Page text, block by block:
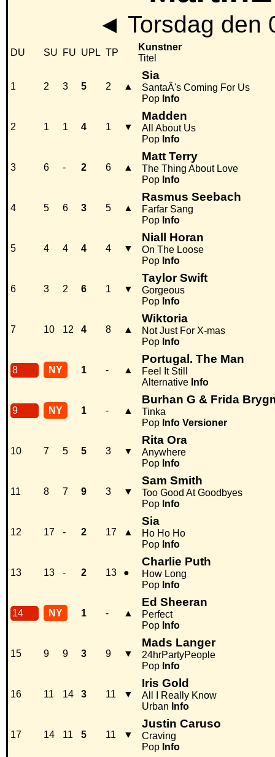
◄ Torsdag den
DU SU FU UPL TP
Kunstner
Titel
1 2 3 5 2 ▲
Sia
SantaÂ's Coming For Us
Pop Info
2 1 1 4 1 ▼
Madden
All About Us
Pop Info
3 6 - 2 6 ▲
Matt Terry
The Thing About Love
Pop Info
4 5 6 3 5 ▲
Rasmus Seebach
Farfar Sang
Pop Info
5 4 4 4 4 ▼
Niall Horan
On The Loose
Pop Info
6 3 2 6 1 ▼
Taylor Swift
Gorgeous
Pop Info
7 10 12 4 8 ▲
Wiktoria
Not Just For X-mas
Pop Info
8 NY 1 - ▲
Portugal. The Man
Feel It Still
Alternative Info
9 NY 1 - ▲
Burhan G & Frida
Tinka
Pop Info Versioner
10 7 5 5 3 ▼
Rita Ora
Anywhere
Pop Info
11 8 7 9 3 ▼
Sam Smith
Too Good At Goodbyes
Pop Info
12 17 - 2 17 ▲
Sia
Ho Ho Ho
Pop Info
13 13 - 2 13 ●
Charlie Puth
How Long
Pop Info
14 NY 1 - ▲
Ed Sheeran
Perfect
Pop Info
15 9 9 3 9 ▼
Mads Langer
24hrPartyPeople
Pop Info
16 11 14 3 11 ▼
Iris Gold
All I Really Know
Urban Info
17 14 11 5 11 ▼
Justin Caruso
Craving
Pop Info